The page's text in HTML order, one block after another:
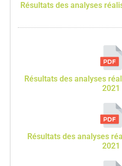
Résultats des analyses
Résultats des analyses
2021
Résultats des analyses
2021